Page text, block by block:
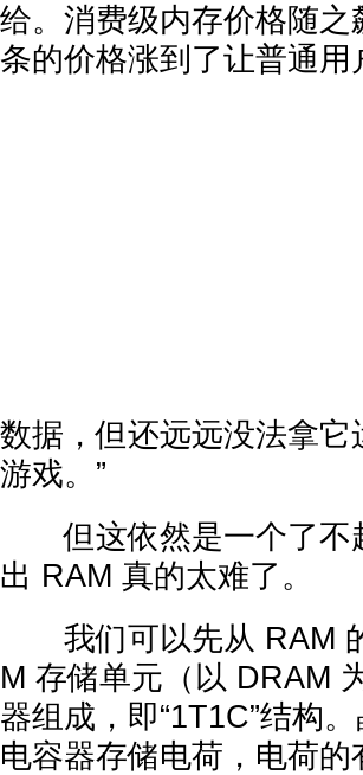
给。消费级内存价格随
条的价格涨到了让普通用
数据，但还远远没法拿
游戏。”
但这依然是一个了不
出 RAM 真的太难了。
我们可以先从 RAM
M 存储单元（以 DRAM
器组成，即“1T1C”结构
电容器存储电荷，电荷